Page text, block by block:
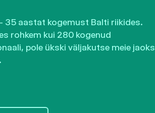
35 aastat kogemust Balti riikides.
rohkem kui 280 kogenud
pole ükski väljakutse meie jaoks